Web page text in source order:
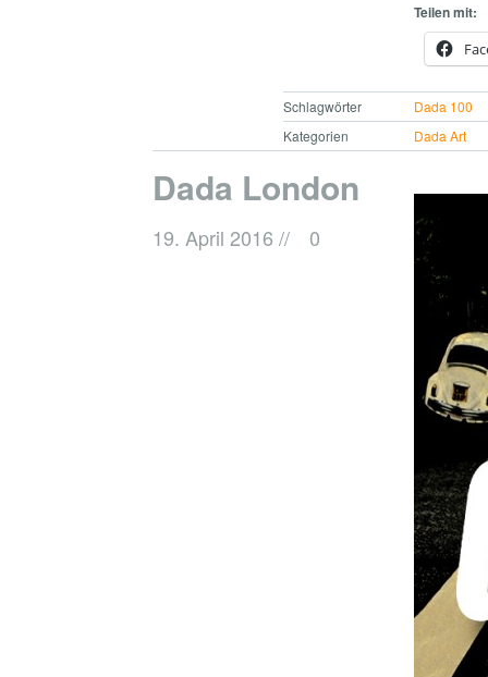
Teilen mit:
Schlagwörter
Dada 100
Kategorien
Dada Art
Dada London
19. April 2016 // 0